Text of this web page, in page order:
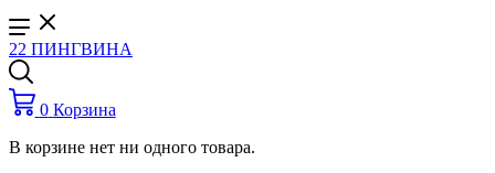
22 ПИНГВИНА
0 Корзина
В корзине нет ни одного товара.